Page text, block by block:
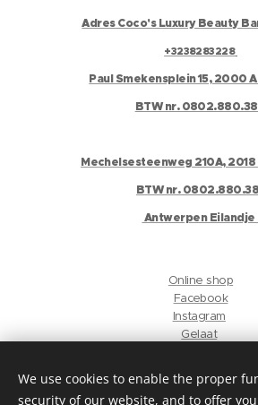
Adres Coco's Luxury Beauty
+3238283228
Paul Smekensplein 15, 2000
BTW nr.
Mechelsesteenweg 210A,
BTW nr.
Antwerpen Eilandje
Online shop
Facebook
Instagram
Gelaat
We use cookies to enable the proper
security of our website, and to offer